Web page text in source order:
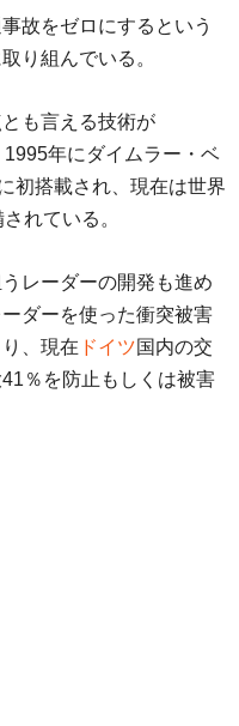
故をゼロにするという
り組んでいる。
も言える技術が
1995年にダイムラー・ベ
初搭載され、現在は世界
れている。
レーダーの開発も進め
ダーを使った衝突被害
、現在 ドイツ国内の交
％を防止もしくは被害